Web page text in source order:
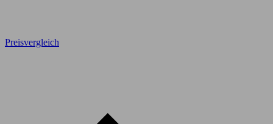
Preisvergleich